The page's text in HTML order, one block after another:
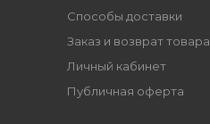
Способы доставки
Заказ и возврат товара
Личный кабинет
Публичная оферта